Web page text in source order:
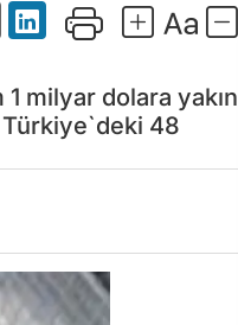
milyar dolara yakın
Türkiye`deki 48